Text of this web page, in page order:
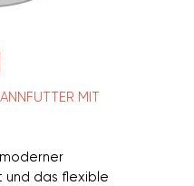
MIT
und das flexible